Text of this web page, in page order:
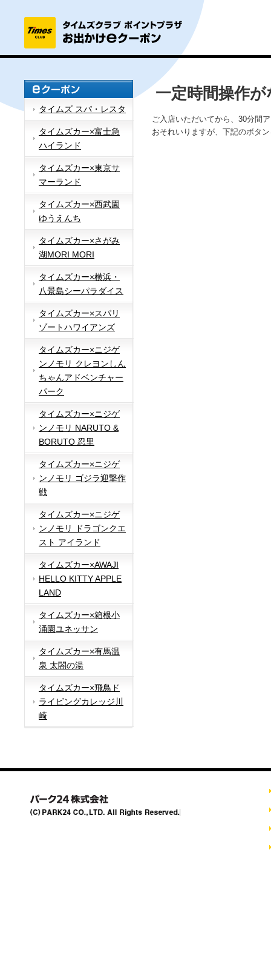
タイムズ スパ・レスタ
タイムズカー×富士急
ハイランド
タイムズカー×東京サ
マーランド
タイムズカー×西武園
ゆうえんち
タイムズカー×さがみ
湖MORI MORI
タイムズカー×横浜・
八景島シーパラダイス
タイムズカー×スパリ
ゾートハワイアンズ
タイムズカー×ニジゲ
ンノモリ クレヨンしん
ちゃんアドベンチャー
パーク
タイムズカー×ニジゲ
ンノモリ NARUTO &
BORUTO 忍里
タイムズカー×ニジゲ
ンノモリ ゴジラ迎撃作
戦
タイムズカー×ニジゲ
ンノモリ ドラゴンクエ
スト アイランド
タイムズカー×AWAJI
HELLO KITTY APPLE
LAND
タイムズカー×箱根小
涌園ユネッサン
タイムズカー×有馬温
泉 太閤の湯
タイムズカー×飛鳥ド
ライビングカレッジ川
崎
一定時間操作
ご入店いただいてから、30分間
おそれいりますが、下記のボタ